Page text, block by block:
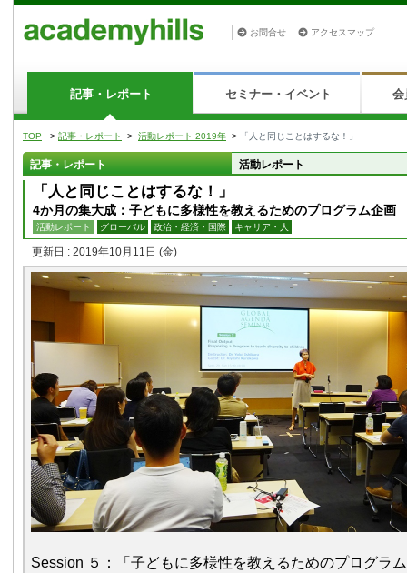
お問合せ アクセスマップ
記事・レポート セミナー・イベント 会
TOP > 記事・レポート > 活動レポート 2019年 > 「人と同じことはするな！」
記事・レポート 活動レポート
「人と同じことはするな！」
4か月の集大成：子どもに多様性を教えるためのプログラム企画
活動レポート グローバル 政治・経済・国際 キャリア・人
更新日 : 2019年10月11日 (金)
Session ５：「子どもに多様性を教えるためのプログラ